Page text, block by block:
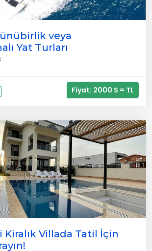
veya
Yat Turları
Fiyat: 2000 $ = TL
Kiralık Villada Tatil İçin